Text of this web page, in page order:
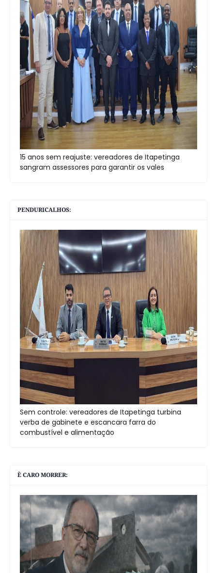
15 anos sem reajuste: vereadores de Itapetinga
sangram assessores para garantir os vales
PENDURICALHOS:
Sem controle: vereadores de Itapetinga turbina
verba de gabinete e escancara farra do
combustível e alimentação
È CARO MORRER: